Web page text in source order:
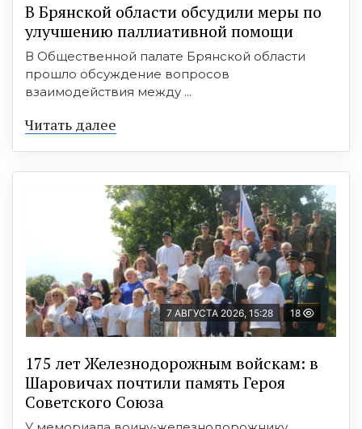
В Брянской области обсудили меры по
улучшению паллиативной помощи
В Общественной палате Брянской области
прошло обсуждение вопросов
взаимодействия между ...
Читать далее
7 АВГУСТА 2026, 15:28 18
175 лет Железнодорожным войскам: в
Шаровичах почтили память Героя
Советского Союза